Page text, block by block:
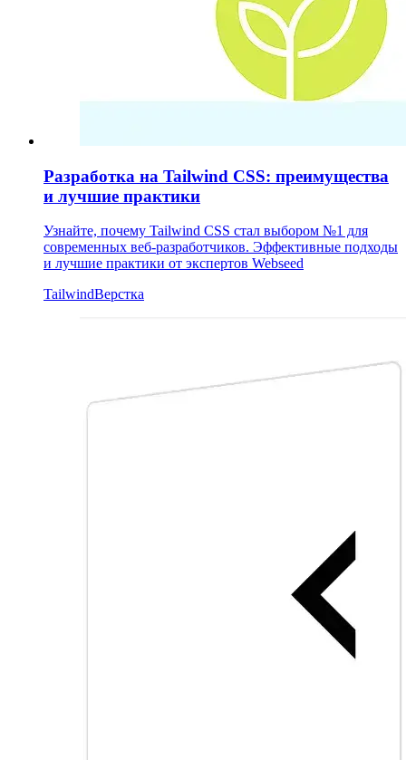
Разработка на Tailwind CSS: преимущества
и лучшие практики
Узнайте, почему Tailwind CSS стал выбором №1 для
современных веб-разработчиков. Эффективные подходы
и лучшие практики от экспертов Webseed
TailwindВерстка